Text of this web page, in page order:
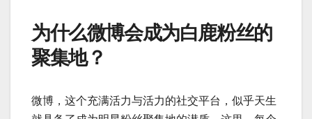
为什么微博会成为白鹿粉丝的
聚集地？
微博，这个充满活力与活力的社交平台，似乎天生